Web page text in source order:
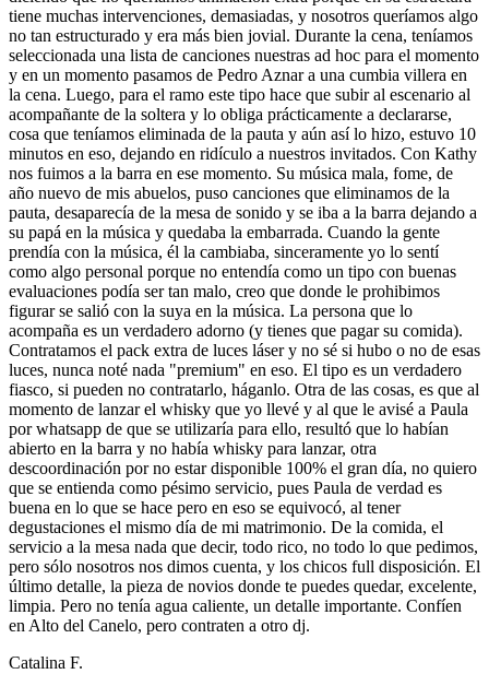
tiene muchas intervenciones, demasiadas, y nosotros queríamos algo
no tan estructurado y era más bien jovial. Durante la cena, teníamos
seleccionada una lista de canciones nuestras ad hoc para el momento
y en un momento pasamos de Pedro Aznar a una cumbia villera en
la cena. Luego, para el ramo este tipo hace que subir al escenario al
acompañante de la soltera y lo obliga prácticamente a declararse,
cosa que teníamos eliminada de la pauta y aún así lo hizo, estuvo 10
minutos en eso, dejando en ridículo a nuestros invitados. Con Kathy
nos fuimos a la barra en ese momento. Su música mala, fome, de
año nuevo de mis abuelos, puso canciones que eliminamos de la
pauta, desaparecía de la mesa de sonido y se iba a la barra dejando a
su papá en la música y quedaba la embarrada. Cuando la gente
prendía con la música, él la cambiaba, sinceramente yo lo sentí
como algo personal porque no entendía como un tipo con buenas
evaluaciones podía ser tan malo, creo que donde le prohibimos
figurar se salió con la suya en la música. La persona que lo
acompaña es un verdadero adorno (y tienes que pagar su comida).
Contratamos el pack extra de luces láser y no sé si hubo o no de esas
luces, nunca noté nada "premium" en eso. El tipo es un verdadero
fiasco, si pueden no contratarlo, háganlo. Otra de las cosas, es que al
momento de lanzar el whisky que yo llevé y al que le avisé a Paula
por whatsapp de que se utilizaría para ello, resultó que lo habían
abierto en la barra y no había whisky para lanzar, otra
descoordinación por no estar disponible 100% el gran día, no quiero
que se entienda como pésimo servicio, pues Paula de verdad es
buena en lo que se hace pero en eso se equivocó, al tener
degustaciones el mismo día de mi matrimonio. De la comida, el
servicio a la mesa nada que decir, todo rico, no todo lo que pedimos,
pero sólo nosotros nos dimos cuenta, y los chicos full disposición. El
último detalle, la pieza de novios donde te puedes quedar, excelente,
limpia. Pero no tenía agua caliente, un detalle importante. Confíen
en Alto del Canelo, pero contraten a otro dj.
Catalina F.